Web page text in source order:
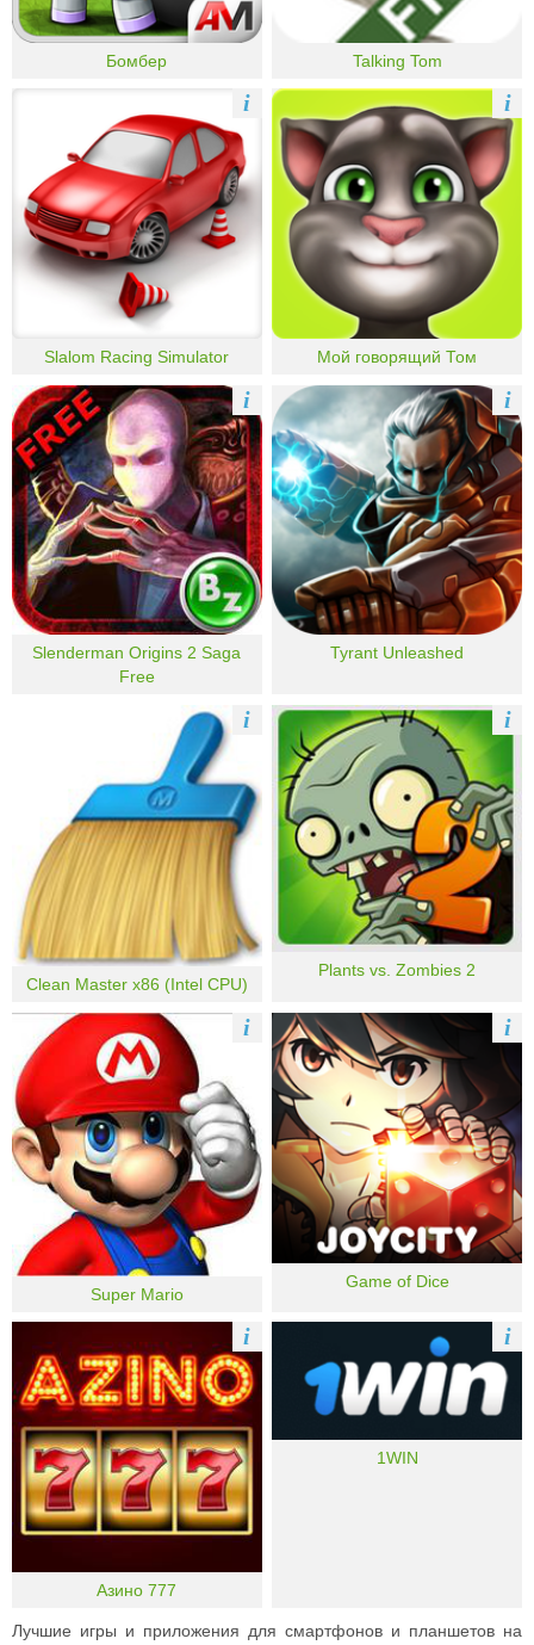
Бомбер Talking Tom
Slalom Racing Simulator
i
Мой говорящий Том
i
Slenderman Origins 2 Saga
Free
i
Tyrant Unleashed
i
Clean Master x86 (Intel CPU)
i
Plants vs. Zombies 2
i
Super Mario
i
Game of Dice
i
Азино 777
i
1WIN
i
Лучшие игры и приложения для смартфонов и планшетов на